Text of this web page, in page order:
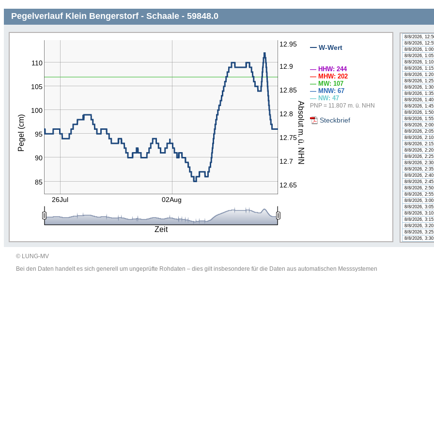
Pegelverlauf Klein Bengerstorf - Schaale - 59848.0
Zeit
Pegel (cm) Absolut m. ü. NHN
85
90
95
100
105
110
12.65
12.7
12.75
12.8
12.85
12.9
12.95
26Jul 02Aug
W-Wert
— HHW: 244
— MHW: 202
— MW: 107
— MNW: 67
— NW: 47
PNP = 11.807 m. ü. NHN
Steckbrief
8/8/2026,
8/8/2026,
8/8/2026,
8/8/2026,
8/8/2026,
8/8/2026,
8/8/2026,
8/8/2026,
8/8/2026,
8/8/2026,
8/8/2026,
8/8/2026,
8/8/2026,
8/8/2026,
8/8/2026,
8/8/2026,
8/8/2026,
8/8/2026,
8/8/2026,
8/8/2026,
8/8/2026,
8/8/2026,
8/8/2026,
8/8/2026,
8/8/2026,
8/8/2026,
8/8/2026,
8/8/2026,
8/8/2026,
8/8/2026,
8/8/2026,
8/8/2026,
8/8/2026,
8/8/2026,
© LUNG-MV
Bei den Daten handelt es sich generell um ungeprüfte Rohdaten – dies gilt insbesondere für die Daten aus automatischen Messsystemen